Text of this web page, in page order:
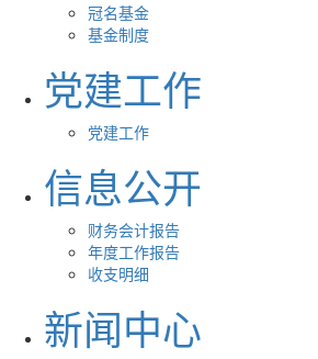
冠名基金
基金制度
党建工作
党建工作
信息公开
财务会计报告
年度工作报告
收支明细
新闻中心